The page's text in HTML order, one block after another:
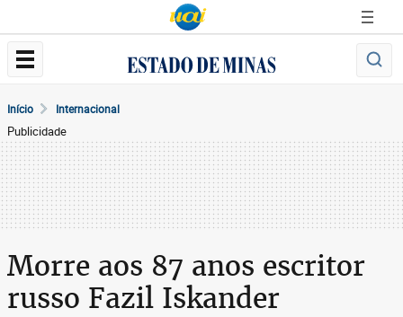
Início Internacional
Publicidade
Morre aos 87 anos escritor
russo Fazil Iskander